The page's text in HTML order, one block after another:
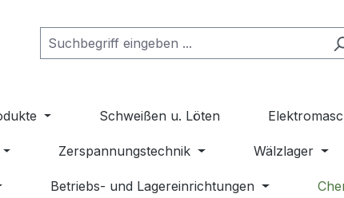
Schweißen u. Löten
Zerspannungstechnik Wälzlager
Betriebs- und Lagereinrichtungen